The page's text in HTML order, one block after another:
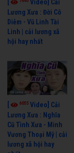
Video] Cải
Lương Xưa : Đời Cô
Diễm - Vũ Linh Tài
Linh | cải lương xã
hội hay nhất
6055 Video] Cải
Lương Xưa : Nghĩa
Cũ Tình Xưa - Minh
Vương Thoại Mỹ | cải
lương xã hội hay